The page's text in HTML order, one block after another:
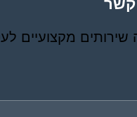
קשר
שירותים מקצועיים